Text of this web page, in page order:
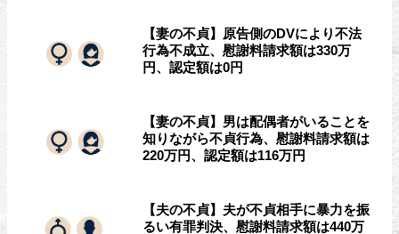
【妻の不貞】原告側のDVにより不法
行為不成立、慰謝料請求額は330万
円、認定額は0円
【妻の不貞】男は配偶者がいることを
知りながら不貞行為、慰謝料請求額は
220万円、認定額は116万円
【夫の不貞】夫が不貞相手に暴力を振
るい有罪判決、慰謝料請求額は440万